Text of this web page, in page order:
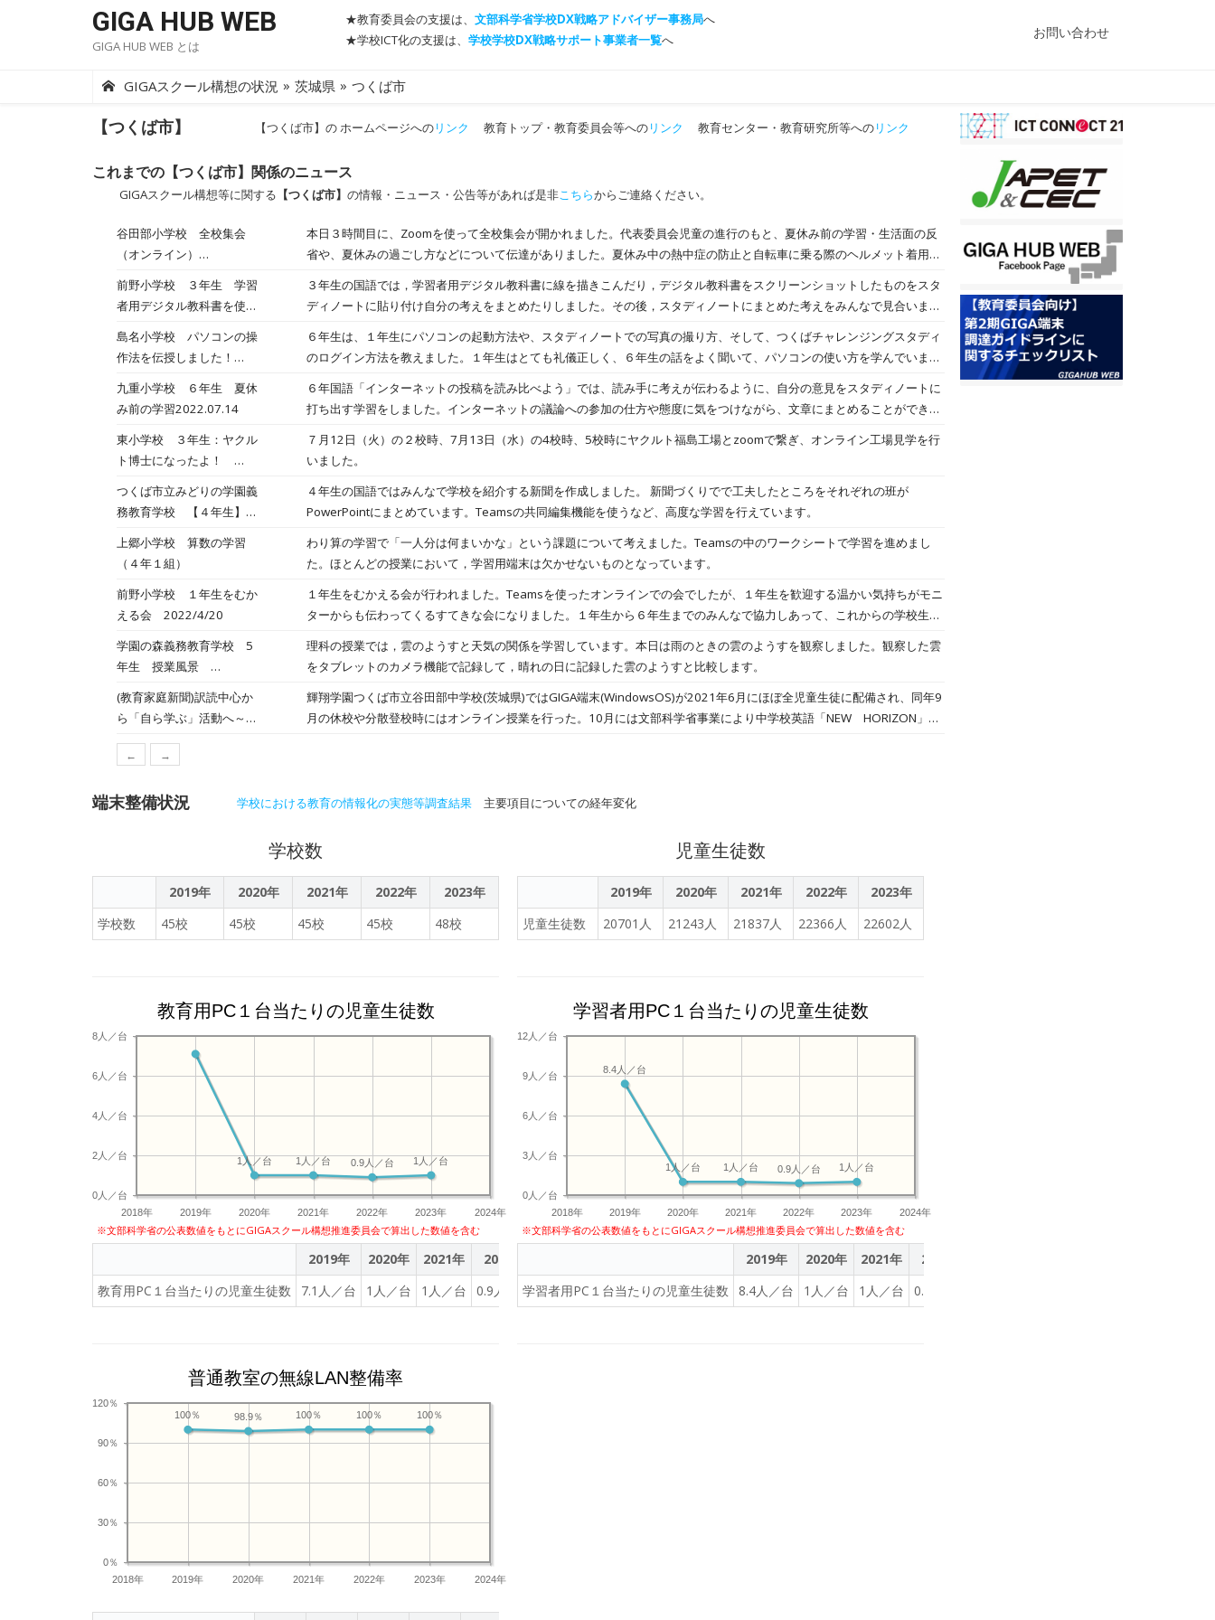
GIGA HUB WEB
GIGA HUB WEB とは
★教育委員会の支援は、 文部科学省学校DX戦略アドバイザー事務局へ
★学校ICT化の支援は、 学校学校DX戦略サポート事業者一覧へ お問い合わせ
GIGAスクール構想の状況 » 茨城県 » つくば市
【つくば市】 【つくば市】の ホームページへのリンク 教育トップ・教育委員会等へのリンク 教育センター・教育研究所等へのリンク
これまでの【つくば市】関係のニュース
GIGAスクール構想等に関する 【つくば市】 の情報・ニュース・公告等があれば是非こちらからご連絡ください。
谷田部小学校 全校集会
（オンライン）
本日３時間目に、Zoomを使って全校集会が開かれました。代表委員会児童の進行のもと、夏休み前の学習・生活面の反
省や、夏休みの過ごし方などについて伝達がありました。夏休み中の熱中症の防止と自転車に乗る際のヘルメット着用の
長先生から、「や（やさしく）・た（たくましく）・べ（勉学に励む）」っこの目標がどのくらい達成できたか、これか
らどんな努力が必要か、夏休みを素晴らしい体験の機会としてほしいことなどのお話がありました。夏休みを経て、さら
に成長した児童の皆さんに９月再会できることを楽しみにしています。
前野小学校 ３年生 学習
者用デジタル教科書を使っ
３年生の国語では，学習者用デジタル教科書に線を描きこんだり，デジタル教科書をスクリーンショットしたものをスタ
ディノートに貼り付け自分の考えをまとめたりしました。その後，スタディノートにまとめた考えをみんなで見合いまし
島名小学校 パソコンの操
作法を伝授しました！
６年生は、１年生にパソコンの起動方法や、スタディノートでの写真の撮り方、そして、つくばチャレンジングスタディ
のログイン方法を教えました。１年生はとても礼儀正しく、６年生の話をよく聞いて、パソコンの使い方を学んでいまし
の撮り方など、一人でできている子がたくさんいました。１年生と触れ合えた貴重な時間でした。これからパソコンを触
る機会が増えると思うので、たくさん覚えてほしいです。
九重小学校 ６年生 夏休
み前の学習2022.07.14
６年国語「インターネットの投稿を読み比べよう」では、読み手に考えが伝わるように、自分の意見をスタディノートに
打ち出す学習をしました。インターネットの議論への参加の仕方や態度に気をつけながら、文章にまとめることができま
も行いました。自分でレイアウトを考え、調べた事を記事にして、イラストを交えながら興味を持った時代について、ま
とめました。
東小学校 ３年生：ヤクル
ト博士になったよ！
７月12日（火）の２校時、7月13日（水）の4校時、5校時にヤクルト福島工場とzoomで繋ぎ、オンライン工場見学を行
いました。
つくば市立みどりの学園義
務教育学校 【４年生】作
2022/6/15
４年生の国語ではみんなで学校を紹介する新聞を作成しました。 新聞づくりでで工夫したところをそれぞれの班が
PowerPointにまとめています。Teamsの共同編集機能を使うなど、高度な学習を行えています。
上郷小学校 算数の学習
（４年１組）
わり算の学習で「一人分は何まいかな」という課題について考えました。Teamsの中のワークシートで学習を進めまし
た。ほとんどの授業において，学習用端末は欠かせないものとなっています。
前野小学校 １年生をむか
える会 2022/4/20
１年生をむかえる会が行われました。Teamsを使ったオンラインでの会でしたが、１年生を歓迎する温かい気持ちがモニ
ターからも伝わってくるすてきな会になりました。１年生から６年生までのみんなで協力しあって、これからの学校生活
学園の森義務教育学校 5
年生 授業風景
理科の授業では，雲のようすと天気の関係を学習しています。本日は雨のときの雲のようすを観察しました。観察した雲
をタブレットのカメラ機能で記録して，晴れの日に記録した雲のようすと比較します。
(教育家庭新聞)訳読中心か
ら「自ら学ぶ」活動へ～
ジタル教科書】つくば市立
輝翔学園つくば市立谷田部中学校(茨城県)ではGIGA端末(WindowsOS)が2021年6月にほぼ全児童生徒に配備され、同年9
月の休校や分散登校時にはオンライン授業を行った。10月には文部科学省事業により中学校英語「NEW HORIZON」の
← →
端末整備状況 学校における教育の情報化の実態等調査結果 主要項目についての経年変化
学校数
2019年 2020年 2021年 2022年
2023年
学校数
45校 45校 45校 45校 48校
児童生徒数
2019年 2020年 2021年 2022年
2023年
児童生徒数
20701人 21243人 21837人 22366人 22602人
教育用PC１台当たりの児童生徒数
2018年 2019年 2020年 2021年 2022年 2023年 2024年
0人／台
2人／台
4人／台
6人／台
8人／台
1人／台
0.9人／台
1人／台
1人／台
※文部科学省の公表数値をもとにGIGAスクール構想推進委員会で算出した数値を含む
2019年 2020年 2021年 2022年
教育用PC１台当たりの児童生徒数
7.1人／台 1人／台 1人／台 0.9人／台 1人／台
学習者用PC１台当たりの児童生徒数
2018年 2019年 2020年 2021年 2022年 2023年 2024年
0人／台
3人／台
6人／台
9人／台
12人／台
1人／台
0.9人／台
1人／台
1人／台
8.4人／台
※文部科学省の公表数値をもとにGIGAスクール構想推進委員会で算出した数値を含む
2019年 2020年 2021年 2022年
学習者用PC１台当たりの児童生徒数
8.4人／台 1人／台 1人／台 0.9人／台
普通教室の無線LAN整備率
2018年 2019年 2020年 2021年 2022年 2023年 2024年
0％
30％
60％
90％
120％
100％
100％
100％
98.9％
100％